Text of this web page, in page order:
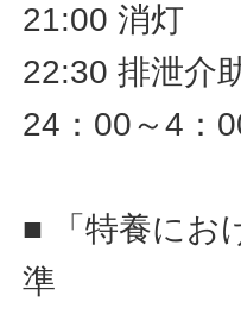
21:00 消灯
22:30 排泄介
24：00～4：
■ 「特養にお
準